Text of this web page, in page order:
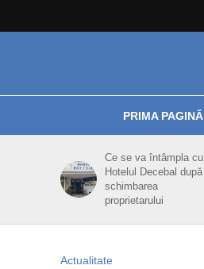
PRIMA PAGINĂ
Ce se va întâmpla cu
Hotelul Decebal după
schimbarea
proprietarului
Actualitate